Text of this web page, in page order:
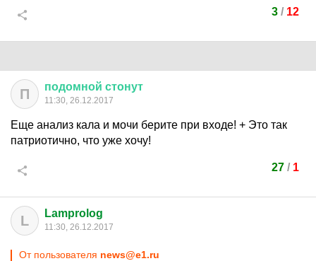
3 / 12
П подомной стонут
11:30, 26.12.2017
Еще анализ кала и мочи берите при входе! + Это так
патриотично, что уже хочу!
27 / 1
L Lamprolog
11:30, 26.12.2017
От пользователя news@e1.ru